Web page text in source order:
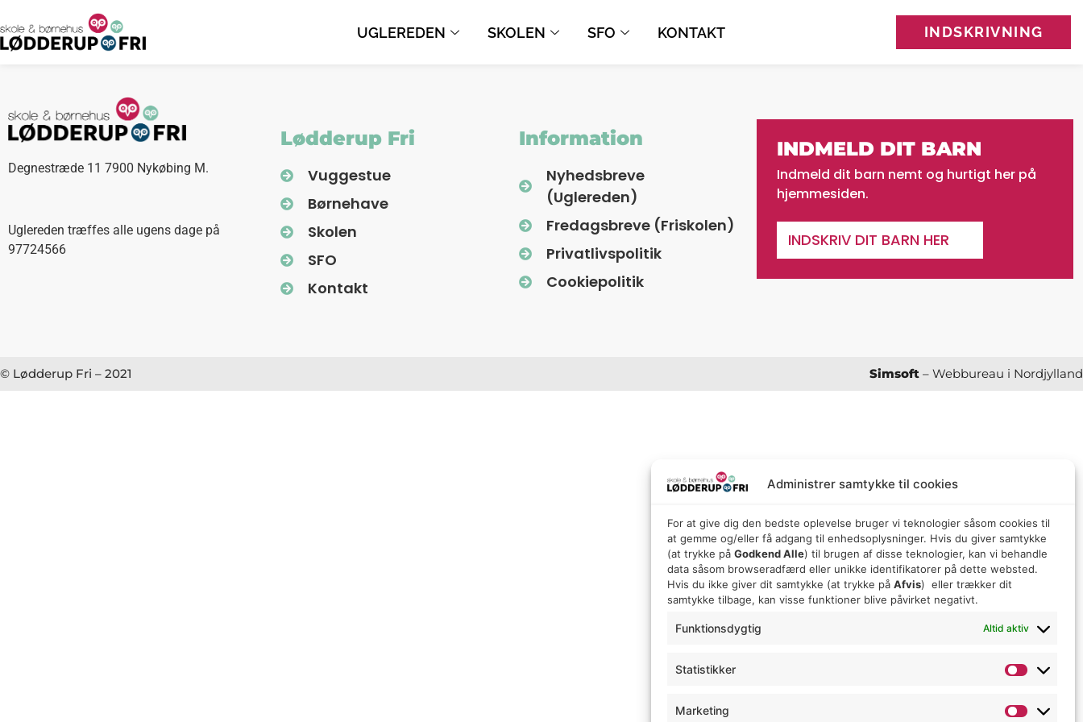
Administrer samtykke til cookies
For at give dig den bedste oplevelse bruger vi teknologier såsom cookies til
at gemme og/eller få adgang til enhedsoplysninger. Hvis du giver samtykke
(at trykke på Godkend Alle) til brugen af ​​disse teknologier, kan vi behandle
data såsom browseradfærd eller unikke identifikatorer på dette websted.
Hvis du ikke giver dit samtykke (at trykke på Afvis) eller trækker dit
samtykke tilbage, kan visse funktioner blive påvirket negativt.
Funktionsdygtig Altid aktiv
Statistikker
Marketing
UGLEREDEN SKOLEN SFO KONTAKT INDSKRIVNING
Degnestræde 11 7900 Nykøbing M.
Uglereden træffes alle ugens dage på
97724566
Lødderup Fri
Vuggestue
Børnehave
Skolen
SFO
Kontakt
Information
Nyhedsbreve
(Uglereden)
Fredagsbreve (Friskolen)
Privatlivspolitik
Cookiepolitik
INDMELD DIT BARN
Indmeld dit barn nemt og hurtigt her på
hjemmesiden.
INDSKRIV DIT BARN HER
© Lødderup Fri – 2021 Simsoft – Webbureau i Nordjylland